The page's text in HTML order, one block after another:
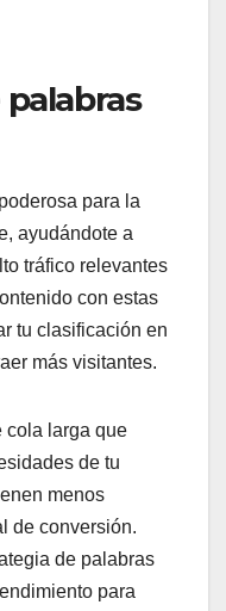
para la
ayudándote a
tráfico relevantes
con estas
tu clasificación en
más visitantes.
cola larga que
de tu
menos
de conversión.
de palabras
para